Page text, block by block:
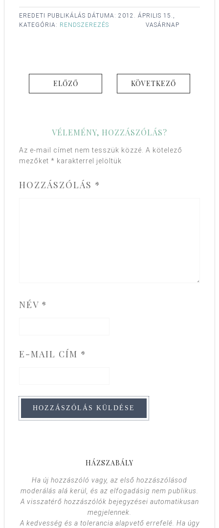
EREDETI PUBLIKÁLÁS DÁTUMA: 2012. ÁPRILIS 15.,
VASÁRNAP
KATEGÓRIA: RENDSZEREZÉS
ELŐZŐ KÖVETKEZŐ
VÉLEMÉNY, HOZZÁSZÓLÁS?
Az e-mail címet nem tesszük közzé. A kötelező
mezőket * karakterrel jelöltük
HOZZÁSZÓLÁS *
NÉV *
E-MAIL CÍM *
HÁZSZABÁLY
Ha új hozzászóló vagy, az első hozzászólásod
moderálás alá kerül, és az elfogadásig nem publikus.
A visszatérő hozzászólók bejegyzései automatikusan
megjelennek.
A kedvesség és a tolerancia alapvető errefelé. Ha úgy